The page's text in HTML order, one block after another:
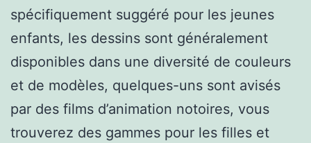
spécifiquement suggéré pour les jeunes
enfants, les dessins sont généralement
disponibles dans une diversité de couleurs
et de modèles, quelques-uns sont avisés
par des films d’animation notoires, vous
trouverez des gammes pour les filles et